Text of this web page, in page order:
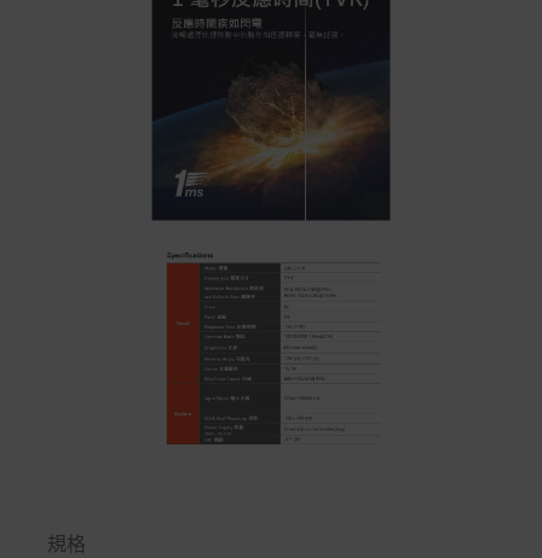
規格